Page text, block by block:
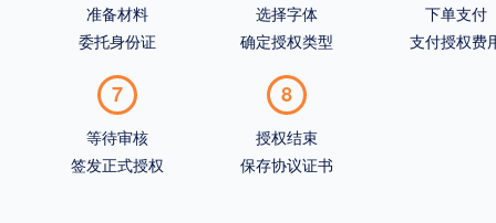
准备材料
委托身份证
选择字体
确定授权类型
下单支付
支付授权费
7
等待审核
签发正式授权
8
授权结束
保存协议证书